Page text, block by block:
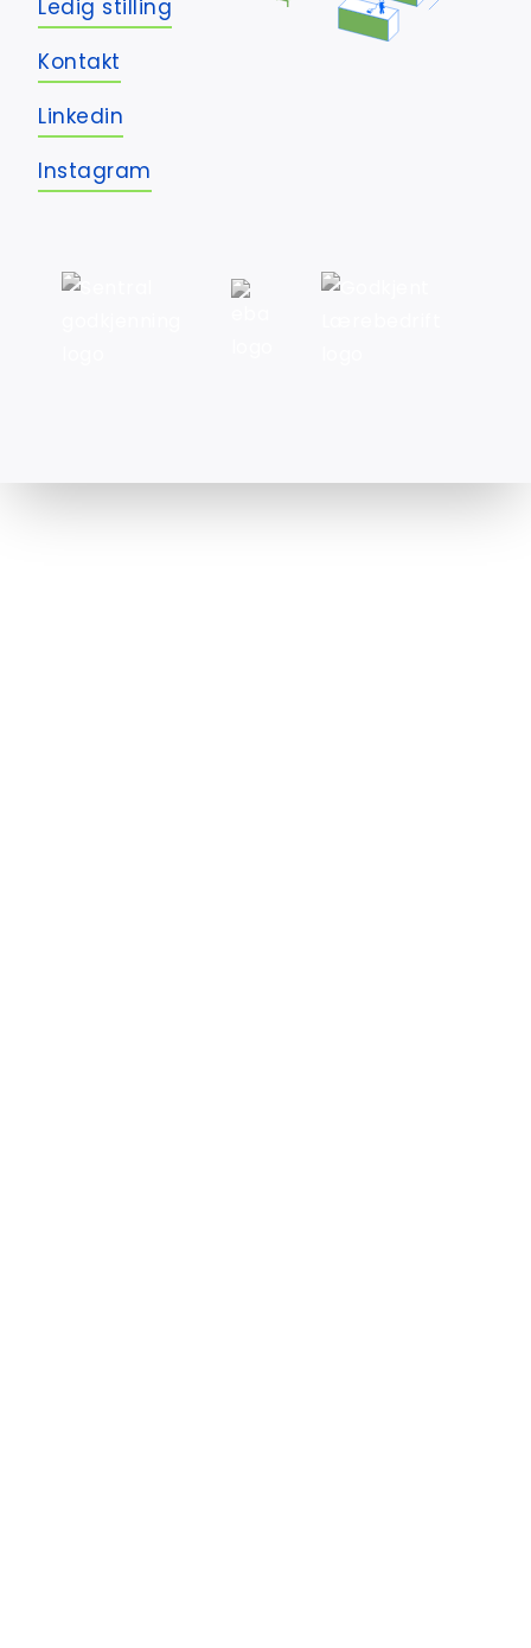
Ledig stilling
Kontakt
Linkedin
Instagram